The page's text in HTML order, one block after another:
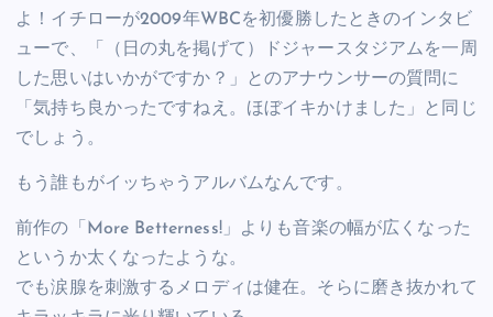
よ！イチローが2009年WBCを初優勝したときのインタビ
ューで、「（日の丸を掲げて）ドジャースタジアムを一周
した思いはいかがですか？」とのアナウンサーの質問に
「気持ち良かったですねえ。ほぼイキかけました」と同じ
でしょう。
もう誰もがイッちゃうアルバムなんです。
前作の「More Betterness!」よりも音楽の幅が広くなった
というか太くなったような。
でも涙腺を刺激するメロディは健在。そらに磨き抜かれて